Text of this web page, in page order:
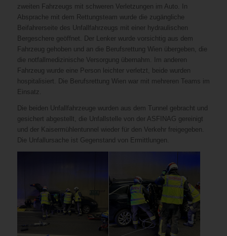
zweiten Fahrzeugs mit schweren Verletzungen im Auto. In
Absprache mit dem Rettungsteam wurde die zugängliche
Beifahrerseite des Unfallfahrzeugs mit einer hydraulischen
Bergeschere geöffnet. Der Lenker wurde vorsichtig aus dem
Fahrzeug gehoben und an die Berufsrettung Wien übergeben, die
die notfallmedizinische Versorgung übernahm. Im anderen
Fahrzeug wurde eine Person leichter verletzt, beide wurden
hospitalisiert. Die Berufsrettung Wien war mit mehreren Teams im
Einsatz.
Die beiden Unfallfahrzeuge wurden aus dem Tunnel gebracht und
gesichert abgestellt, die Unfallstelle von der ASFINAG gereinigt
und der Kaisermühlentunnel wieder für den Verkehr freigegeben.
Die Unfallursache ist Gegenstand von Ermittlungen.